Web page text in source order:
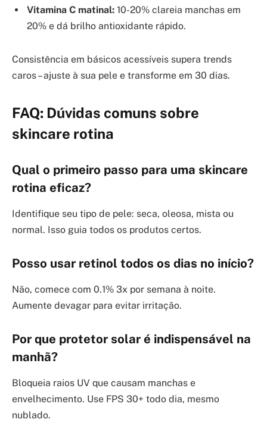
Vitamina C matinal: 10-20% clareia manchas em
20% e dá brilho antioxidante rápido.
Consistência em básicos acessíveis supera trends
caros – ajuste à sua pele e transforme em 30 dias.
FAQ: Dúvidas comuns sobre
skincare rotina
Qual o primeiro passo para uma skincare
rotina eficaz?
Identifique seu tipo de pele: seca, oleosa, mista ou
normal. Isso guia todos os produtos certos.
Posso usar retinol todos os dias no início?
Não, comece com 0.1% 3x por semana à noite.
Aumente devagar para evitar irritação.
Por que protetor solar é indispensável na
manhã?
Bloqueia raios UV que causam manchas e
envelhecimento. Use FPS 30+ todo dia, mesmo
nublado.